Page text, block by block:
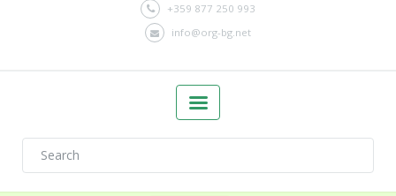
+359 877 250 993
info@org-bg.net